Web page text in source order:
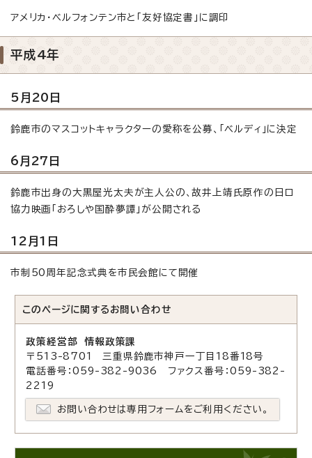
アメリカ・ベルフォンテン市と「友好協定書」に調印
平成4年
5月20日
鈴鹿市のマスコットキャラクターの愛称を公募、「ベルディ」に決定
6月27日
鈴鹿市出身の大黒屋光太夫が主人公の、故井上靖氏原作の日ロ
協力映画「おろしや国酔夢譚」が公開される
12月1日
市制50周年記念式典を市民会館にて開催
このページに関する お問い合わせ
政策経営部 情報政策課
〒513-8701 三重県鈴鹿市神戸一丁目18番18号
電話番号：059-382-9036 ファクス番号：059-382-
2219
お問い合わせは専用フォームをご利用ください。